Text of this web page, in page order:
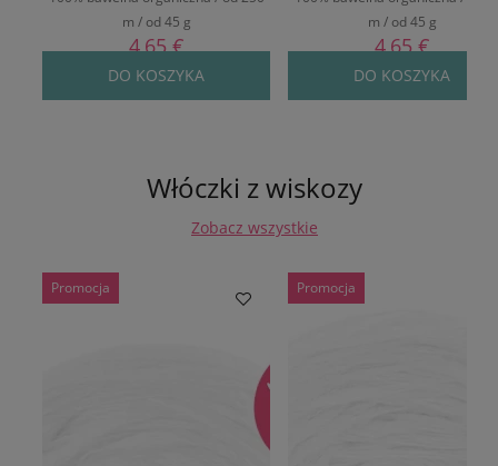
m / od 45 g
4,65 €
DO KOSZYKA
m / od 45 g
4,65 €
DO KOSZYKA
Włóczki z wiskozy
Zobacz wszystkie
Promocja Promocja